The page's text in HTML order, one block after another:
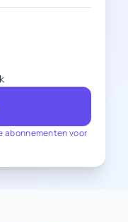
abonnementen voor